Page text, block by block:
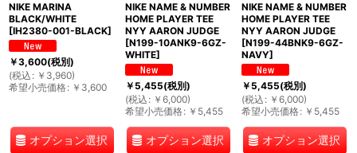
NIKE MARINA
BLACK/WHITE
[IH2380-001-BLACK]
￥3,600(税別)
(税込 : ￥ 3,960)
希望小売価格: ￥ 3,600
オプション選択
NIKE NAME & NUMBER
HOME PLAYER TEE
NYY AARON JUDGE
[N199-10ANK9-6GZ-
WHITE]
￥5,455(税別)
(税込 : ￥ 6,000)
希望小売価格: ￥ 5,455
オプション選択
NIKE NAME & NUMBER
HOME PLAYER TEE
NYY AARON JUDGE
[N199-44BNK9-6GZ-
NAVY]
￥5,455(税別)
(税込 : ￥ 6,000)
希望小売価格: ￥ 5,455
オプション選択